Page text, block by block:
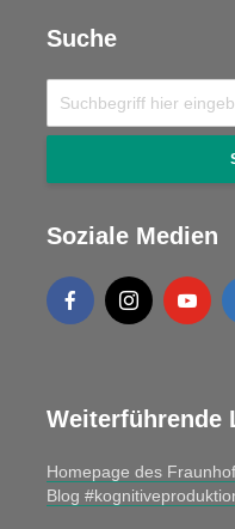
Suche
Soziale Medien
Weiterführende
Homepage des
Blog